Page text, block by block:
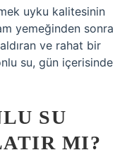
uyku kalitesinin
yemeğinden sonra
ve rahat bir
su, gün içerisinde
SU
MI?